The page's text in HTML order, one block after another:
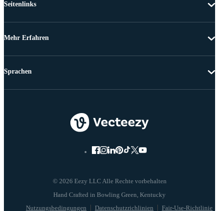
Seitenlinks
Mehr Erfahren
© 2026 Eezy LLC Alle Rechte vorbehalten
Nutzungsbedingungen Datenschutzrichlinien Fair-Use-Richtlinie
Sprachen